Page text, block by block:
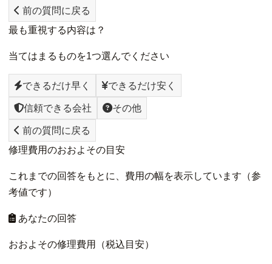
前の質問に戻る
最も重視する内容は？
当てはまるものを1つ選んでください
できるだけ早く できるだけ安く
信頼できる会社 その他
前の質問に戻る
修理費用のおおよその目安
これまでの回答をもとに、費用の幅を表示しています（参
考値です）
あなたの回答
おおよその修理費用（税込目安）